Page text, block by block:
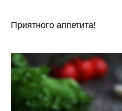
Приятного аппетита!